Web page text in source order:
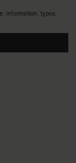
information, typos,